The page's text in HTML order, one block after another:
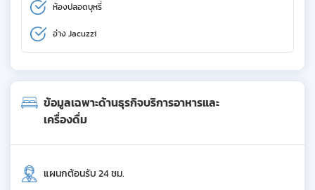
ห้องปลอดบุหรี่
อ่าง Jacuzzi
ข้อมูลเฉพาะด้านธุรกิจบริการอาหารและ
เครื่องดื่ม
แผนกต้อนรับ 24 ชม.